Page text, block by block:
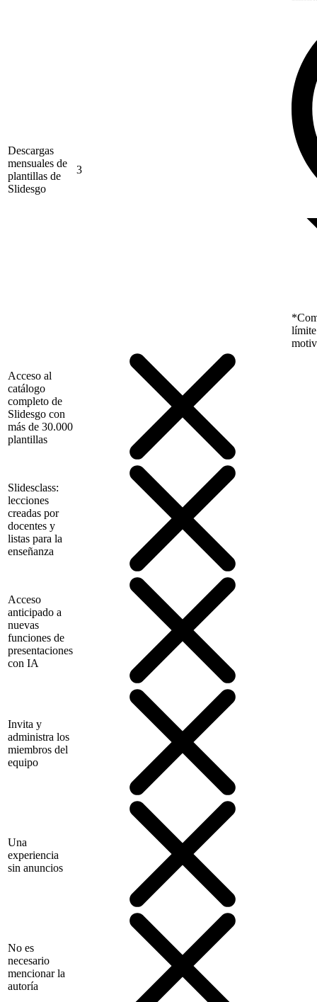
Descargas
mensuales de
plantillas de
Slidesgo
3
límite
Acceso al
catálogo
completo de
Slidesgo con
más de 30.000
plantillas
Slidesclass:
lecciones
creadas por
docentes y
listas para la
enseñanza
Acceso
anticipado a
nuevas
funciones de
presentaciones
con IA
Invita y
administra los
miembros del
equipo
Una
experiencia
sin anuncios
No es
necesario
mencionar la
autoría